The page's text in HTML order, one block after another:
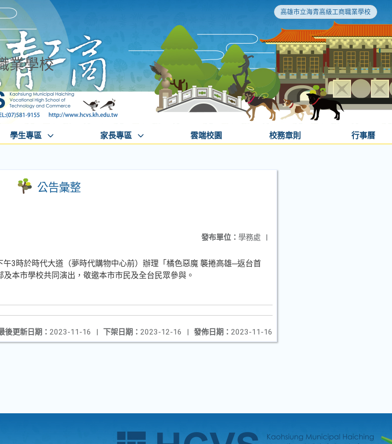
高雄市立海青高級工商職業學校
業學校
學生專區 家長專區 雲端校園 校務章則 行事曆
公告彙整
發布單位： 學務處 |
3時於時代大道（夢時代購物中心前）辦理「橘色惡魔 襲捲高雄─返台首
本市學校共同演出，敬邀本市市民及全台民眾參與。
發佈日期： 2023-11-16
下架日期： 2023-12-16 |
後更新日期： 2023-11-16 |